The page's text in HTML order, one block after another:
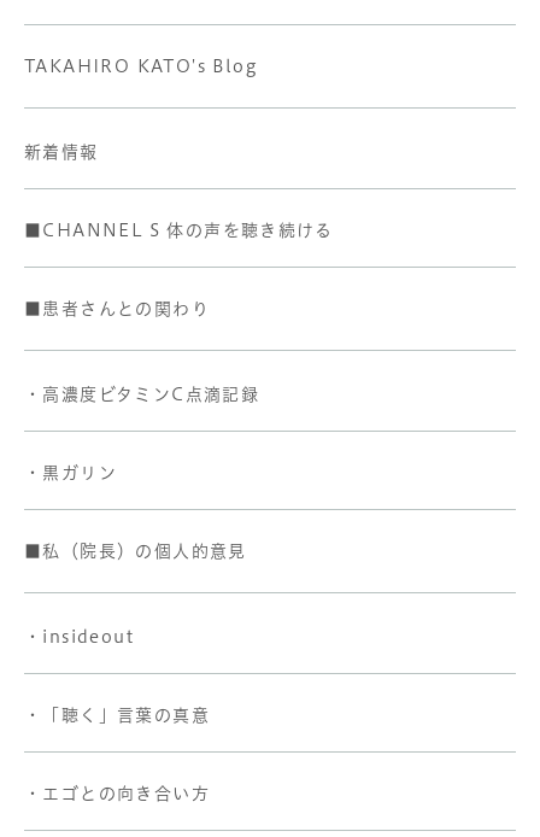
TAKAHIRO KATO's Blog
新着情報
■CHANNEL S 体の声を聴き続ける
■患者さんとの関わり
・高濃度ビタミンC点滴記録
・黒ガリン
■私（院長）の個人的意見
・insideout
・「聴く」言葉の真意
・エゴとの向き合い方